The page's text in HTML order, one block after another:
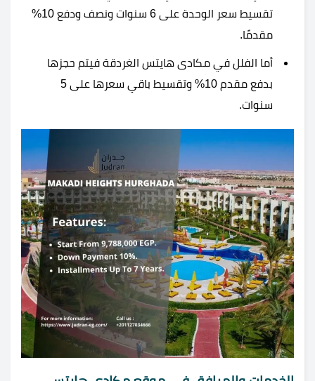
تقسيط سعر الوحدة على 6 سنوات ونصف ودفع 10%
مقدمًا.
أما الفلل في مكادى هايتس الغردقة فيتم حجزها
بدفع مقدم 10% وتقسيط باقي سعرها على 5
سنوات.